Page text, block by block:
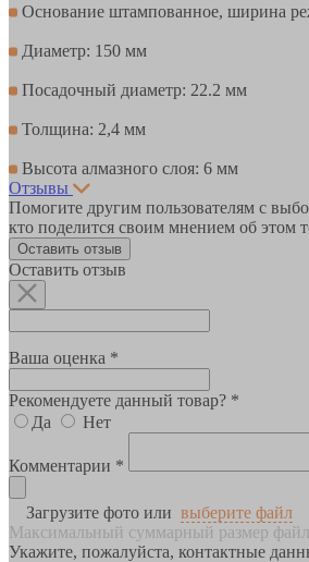
Основание штампованное, ширина
Диаметр: 150 мм
Посадочный диаметр: 22.2 мм
Толщина: 2,4 мм
Высота алмазного слоя: 6 мм
Отзывы
Помогите другим пользователям с
кто поделится своим мнением об этом
Оставить отзыв
Оставить отзыв
Ваша оценка *
Рекомендуете данный товар? *
Да
Нет
Комментарии *
Загрузите фото или выберите файл
Максимальный суммарный размер
Укажите, пожалуйста, контактные